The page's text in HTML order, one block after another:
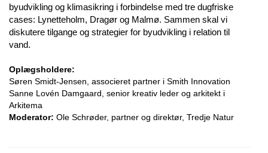
byudvikling og klimasikring i forbindelse med tre dugfriske
cases: Lynetteholm, Dragør og Malmø. Sammen skal vi
diskutere tilgange og strategier for byudvikling i relation til
vand.
Oplægsholdere:
Søren Smidt-Jensen, associeret partner i Smith Innovation
Sanne Lovén Damgaard, senior kreativ leder og arkitekt i
Arkitema
Moderator: Ole Schrøder, partner og direktør, Tredje Natur